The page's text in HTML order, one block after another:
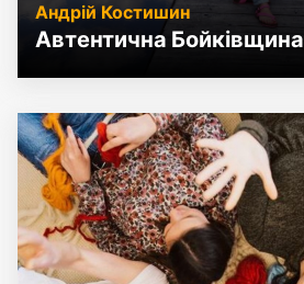
Андрій Костишин
Автентична Бойківщина